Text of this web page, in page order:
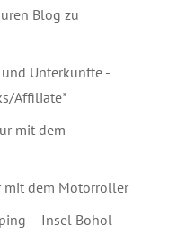
Blog zu
Unterkünfte -
Affiliate*
mit dem
mit dem Motorroller
– Insel Bohol